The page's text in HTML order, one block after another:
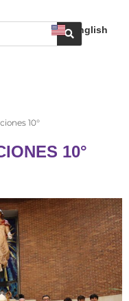
English
10°
10°